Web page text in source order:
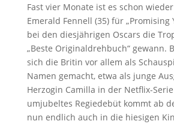
Fast vier Monate ist es schon
Emerald Fennell (35) für „Promising
bei den diesjährigen Oscars die
„Beste Originaldrehbuch“ gewann.
sich die Britin vor allem als
Namen gemacht, etwa als junge
Herzogin Camilla in der Netflix-
umjubeltes Regiedebüt kommt ab
nun endlich auch in die hiesigen